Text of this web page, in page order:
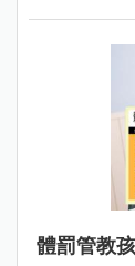
體罰管教